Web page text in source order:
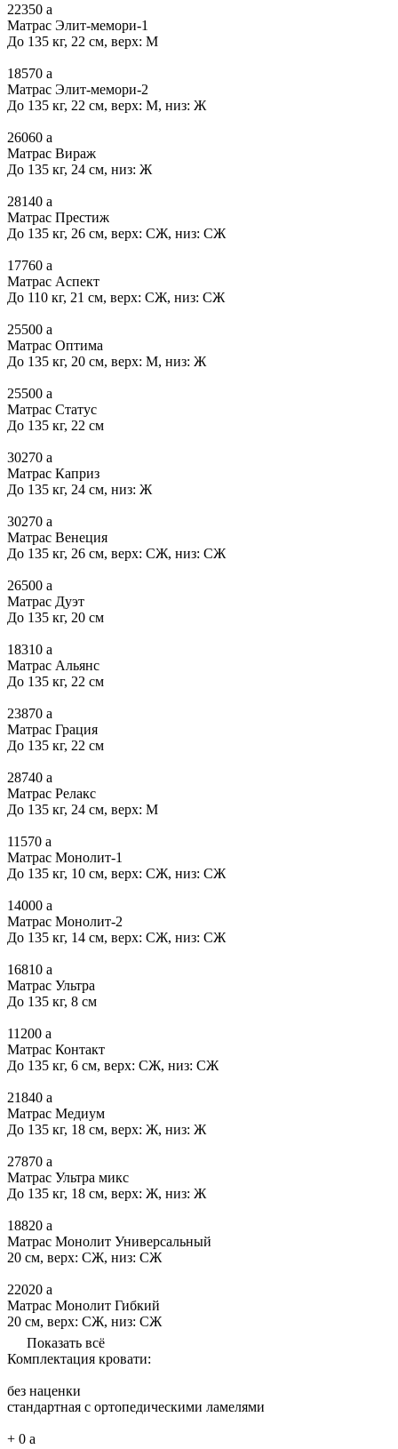
22350 a
Матрас Элит-мемори-1
До 135 кг, 22 см, верх: М
18570 a
Матрас Элит-мемори-2
До 135 кг, 22 см, верх: М, низ: Ж
26060 a
Матрас Вираж
До 135 кг, 24 см, низ: Ж
28140 a
Матрас Престиж
До 135 кг, 26 см, верх: СЖ, низ: СЖ
17760 a
Матрас Аспект
До 110 кг, 21 см, верх: СЖ, низ: СЖ
25500 a
Матрас Оптима
До 135 кг, 20 см, верх: М, низ: Ж
25500 a
Матрас Статус
До 135 кг, 22 см
30270 a
Матрас Каприз
До 135 кг, 24 см, низ: Ж
30270 a
Матрас Венеция
До 135 кг, 26 см, верх: СЖ, низ: СЖ
26500 a
Матрас Дуэт
До 135 кг, 20 см
18310 a
Матрас Альянс
До 135 кг, 22 см
23870 a
Матрас Грация
До 135 кг, 22 см
28740 a
Матрас Релакс
До 135 кг, 24 см, верх: М
11570 a
Матрас Монолит-1
До 135 кг, 10 см, верх: СЖ, низ: СЖ
14000 a
Матрас Монолит-2
До 135 кг, 14 см, верх: СЖ, низ: СЖ
16810 a
Матрас Ультра
До 135 кг, 8 см
11200 a
Матрас Контакт
До 135 кг, 6 см, верх: СЖ, низ: СЖ
21840 a
Матрас Медиум
До 135 кг, 18 см, верх: Ж, низ: Ж
27870 a
Матрас Ультра микс
До 135 кг, 18 см, верх: Ж, низ: Ж
18820 a
Матрас Монолит Универсальный
20 см, верх: СЖ, низ: СЖ
22020 a
Матрас Монолит Гибкий
20 см, верх: СЖ, низ: СЖ
Показать всё
Комплектация кровати:
без наценки
стандартная с ортопедическими ламелями
+ 0 a